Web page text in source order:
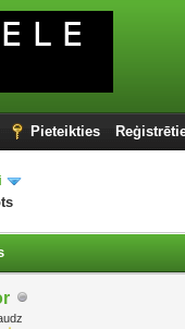
Pieteikties